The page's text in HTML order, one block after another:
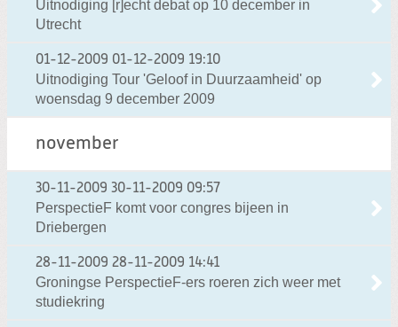
Uitnodiging [r]echt debat op 10 december in
Utrecht
01-12-2009 01-12-2009 19:10
Uitnodiging Tour 'Geloof in Duurzaamheid' op
woensdag 9 december 2009
november
30-11-2009 30-11-2009 09:57
PerspectieF komt voor congres bijeen in
Driebergen
28-11-2009 28-11-2009 14:41
Groningse PerspectieF-ers roeren zich weer met
studiekring